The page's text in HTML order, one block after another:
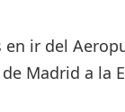
ir del
Madrid a la